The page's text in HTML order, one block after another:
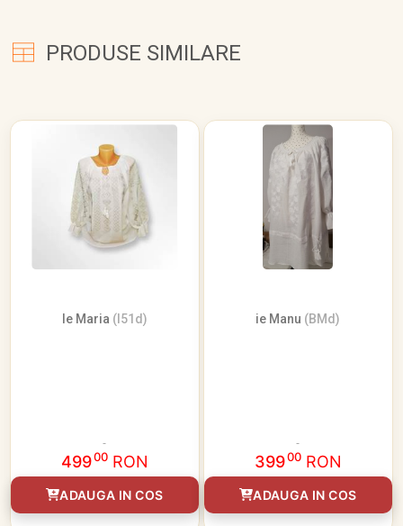
PRODUSE SIMILARE
Ie Maria (I51d)
49900 RON
ADAUGA IN COS
ie Manu (BMd)
39900 RON
ADAUGA IN COS